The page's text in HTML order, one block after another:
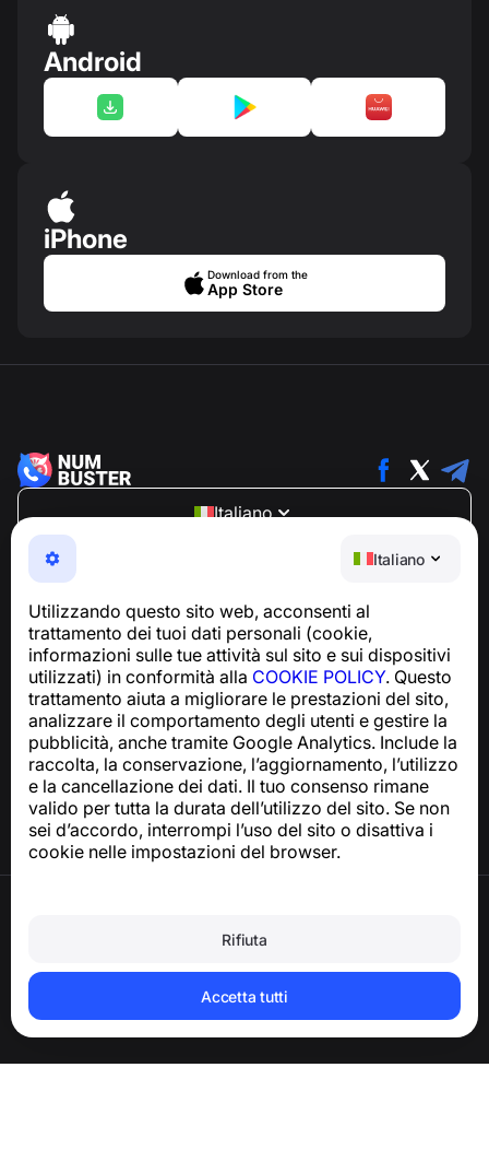
Italiano
Utilizzando questo sito web, acconsenti al
trattamento dei tuoi dati personali (cookie,
informazioni sulle tue attività sul sito e sui dispositivi
utilizzati) in conformità alla COOKIE POLICY. Questo
trattamento aiuta a migliorare le prestazioni del sito,
analizzare il comportamento degli utenti e gestire la
pubblicità, anche tramite Google Analytics. Include la
raccolta, la conservazione, l’aggiornamento, l’utilizzo
e la cancellazione dei dati. Il tuo consenso rimane
valido per tutta la durata dell’utilizzo del sito. Se non
sei d’accordo, interrompi l’uso del sito o disattiva i
cookie nelle impostazioni del browser.
Rifiuta
Accetta tutti
Android
iPhone
Download from the
App Store
Italiano
NumBuster © 2013—2026 ·
support@numbuster.com
Un'app facile da usare che ti protegge da truffe
Per richieste relative alla conformità al GDPR:
support@numbuster.com
Centro assistenza
Notizie e articoli
Informazioni sul progetto
Contatti
Eliminare l’account e i dati personali